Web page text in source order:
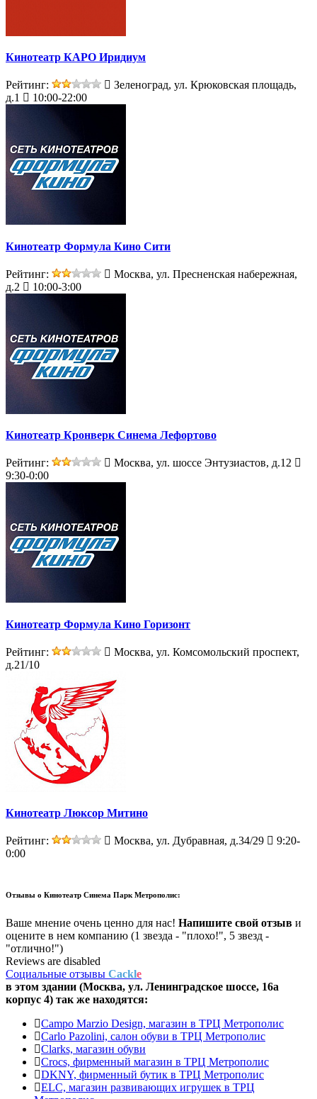
Кинотеатр КАРО Иридиум
Рейтинг:
Зеленоград, ул. Крюковская площадь,
д.1
10:00-22:00
Кинотеатр Формула Кино Сити
Рейтинг:
Москва, ул. Пресненская набережная,
д.2
10:00-3:00
Кинотеатр Кронверк Синема Лефортово
Рейтинг:
Москва, ул. шоссе Энтузиастов, д.12
9:30-0:00
Кинотеатр Формула Кино Горизонт
Рейтинг:
Москва, ул. Комсомольский проспект,
д.21/10
Кинотеатр Люксор Митино
Рейтинг: Москва, ул. Дубравная, д.34/29
9:20-
0:00
Отзывы о Кинотеатр Синема Парк Метрополис:
Ваше мнение очень ценно для нас! Напишите свой отзыв и
оцените в нем компанию (1 звезда - "плохо!", 5 звезд -
"отлично!")
Reviews are disabled
Социальные отзывы Cackle
в этом здании (Москва, ул. Ленинградское шоссе, 16а
корпус 4) так же находятся:
Campo Marzio Design, магазин в ТРЦ Метрополис
Carlo Pazolini, салон обуви в ТРЦ Метрополис
Clarks, магазин обуви
Crocs, фирменный магазин в ТРЦ Метрополис
DKNY, фирменный бутик в ТРЦ Метрополис
ELC, магазин развивающих игрушек в ТРЦ